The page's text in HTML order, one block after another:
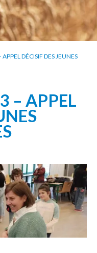
DÉCISIF DES JEUNES
– APPEL